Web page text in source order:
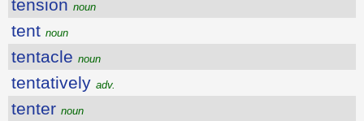
tension noun
tent noun
tentacle noun
tentatively adv.
tenter noun